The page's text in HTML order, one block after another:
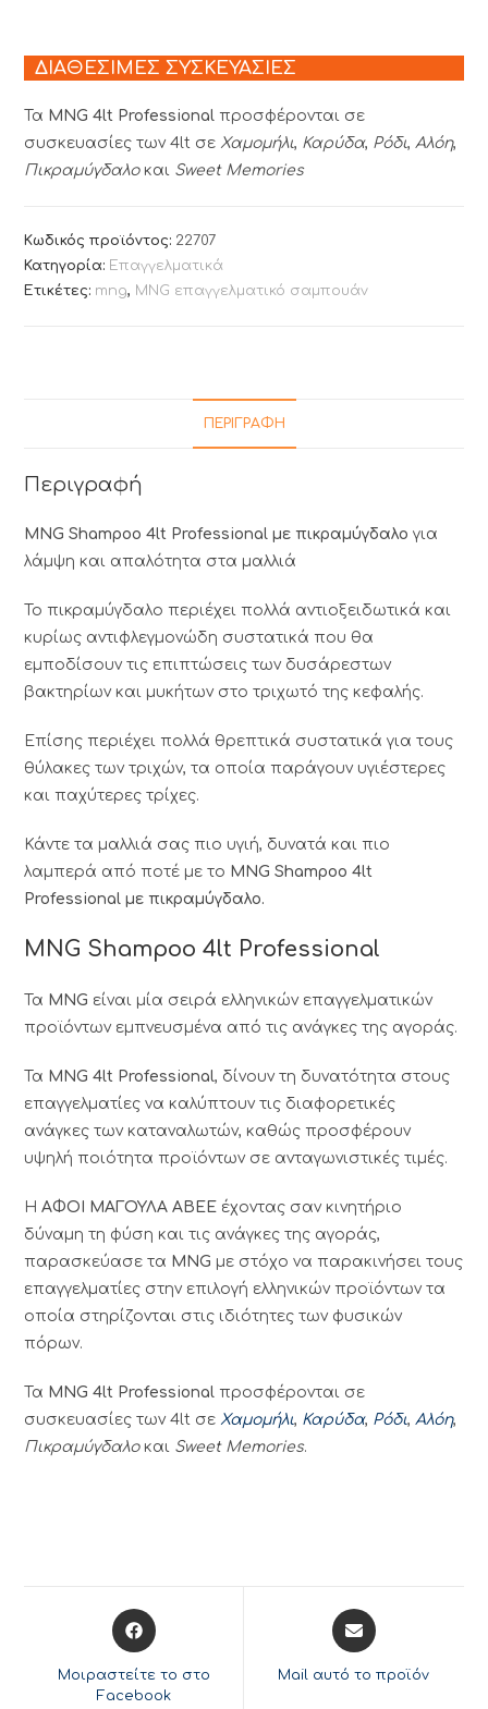
ΔΙΑΘΕΣΙΜΕΣ ΣΥΣΚΕΥΑΣΙΕΣ
Τα MNG 4lt Professionalπροσφέρονται σε
συσκευασίες των 4lt σε Χαμομήλι, Καρύδα, Ρόδι, Αλόη,
Πικραμύγδαλοκαι Sweet Memories
Κωδικός προϊόντος: 22707
Κατηγορία: Επαγγελματικά
Ετικέτες: mng, MNG επαγγελματικό σαμπουάν
ΠΕΡΙΓΡΑΦΉ
Περιγραφή
MNG Shampoo 4lt Professional με πικραμύγδαλογια
λάμψη και απαλότητα στα μαλλιά
Το πικραμύγδαλο περιέχει πολλά αντιοξειδωτικά και
κυρίως αντιφλεγμονώδη συστατικά που θα
εμποδίσουν τις επιπτώσεις των δυσάρεστων
βακτηρίων και μυκήτων στο τριχωτό της κεφαλής.
Επίσης περιέχει πολλά θρεπτικά συστατικά για τους
θύλακες των τριχών, τα οποία παράγουν υγιέστερες
και παχύτερες τρίχες.
Κάντε τα μαλλιά σας πιο υγιή, δυνατά και πιο
λαμπερά από ποτέ με το MNG Shampoo 4lt
Professional με πικραμύγδαλο.
MNG Shampoo 4lt Professional
Τα MNG είναι μία σειρά ελληνικών επαγγελματικών
προϊόντων εμπνευσμένα από τις ανάγκες της αγοράς.
Τα MNG 4lt Professional, δίνουν τη δυνατότητα στους
επαγγελματίες να καλύπτουν τις διαφορετικές
ανάγκες των καταναλωτών, καθώς προσφέρουν
υψηλή ποιότητα προϊόντων σε ανταγωνιστικές τιμές.
ΗΑΦΟΙ ΜΑΓΟΥΛΑ ΑΒΕΕ έχοντας σαν κινητήριο
δύναμη τη φύση και τις ανάγκες της αγοράς,
παρασκεύασε τα MNG με στόχο να παρακινήσει τους
επαγγελματίες στην επιλογή ελληνικών προϊόντων τα
οποία στηρίζονται στις ιδιότητες των φυσικών
πόρων.
Τα MNG 4lt Professionalπροσφέρονται σε
συσκευασίες των 4lt σε Χαμομήλι, Καρύδα, Ρόδι, Αλόη,
Πικραμύγδαλοκαι Sweet Memories.
Opens
in
new
Μοιραστείτε το στο
Facebook
Opens
in
Mail αυτό το προϊόν